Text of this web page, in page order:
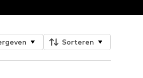
Sorteren